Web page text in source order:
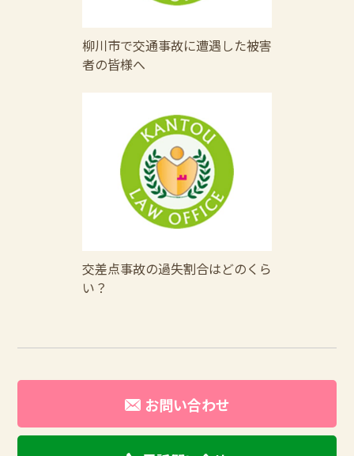
柳川市で交通事故に遭遇した被害
者の皆様へ
交差点事故の過失割合はどのくら
い？
お問い合わせ